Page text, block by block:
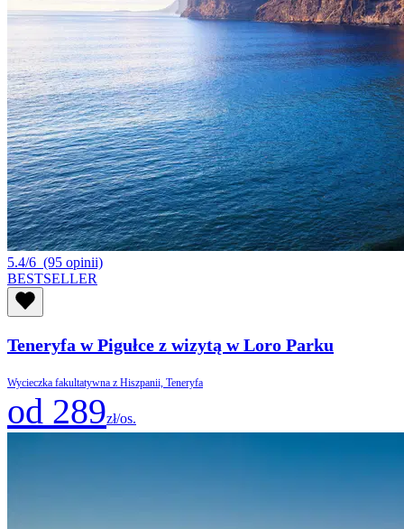
5.4/6 (95 opinii)
BESTSELLER
Teneryfa w Pigułce z wizytą w Loro Parku
Wycieczka fakultatywna z Hiszpanii, Teneryfa
od 289zł/os.